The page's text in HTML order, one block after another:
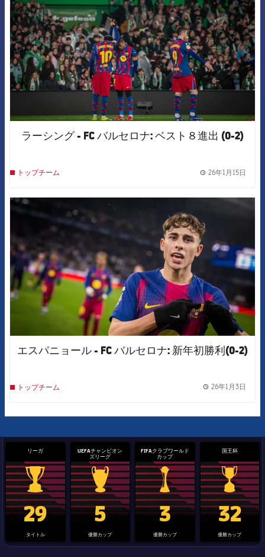
ラーシング - FC バルセロナ: ベスト８進出 (0-2)
トップチーム 26年1月15日
FCB Barcelona badge
エスパニョール - FC バルセロナ: 新年初勝利(0-2)
トップチーム 26年1月3日
リーガ
La Liga trophy
29
タイトル
UEFAチャンピオン
ズリーグ
Champions League trophy
5
優勝カップ
FIFAクラブワールド
カップ
label.aria.clubworldcup
3
優勝カップ
国王杯
国王杯
32
優勝カップ